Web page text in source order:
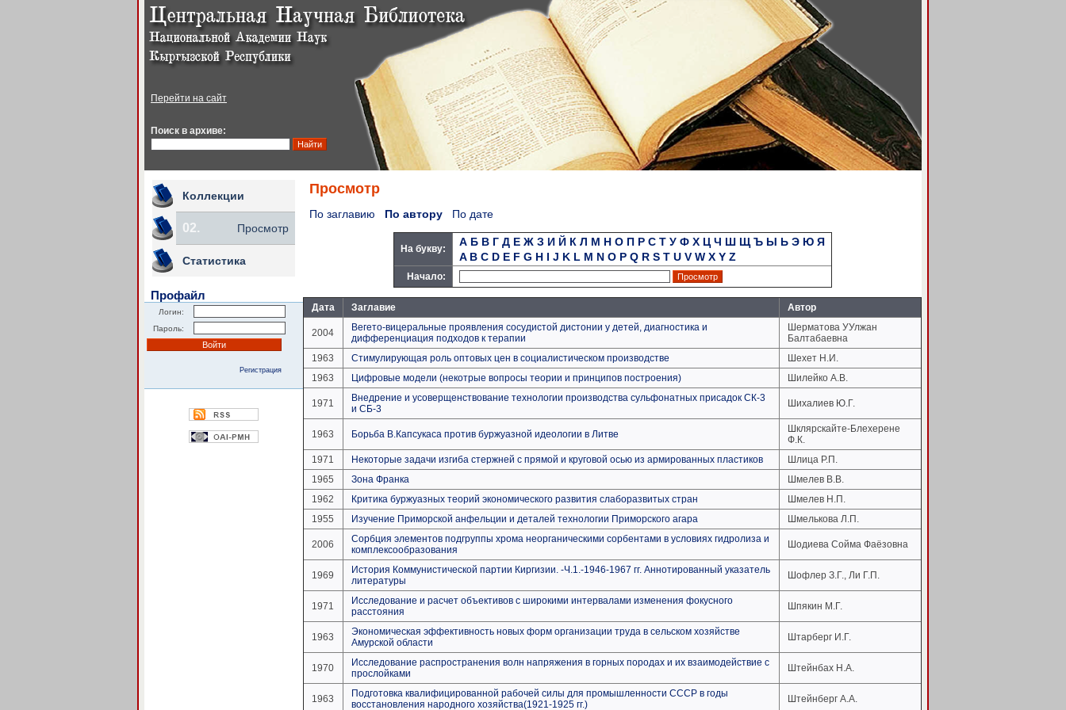
Перейти на сайт
Поиск в архиве:
Коллекции
02. Просмотр
Статистика
Профайл
Логин:
Пароль:
Регистрация
Просмотр
По заглавию По автору По дате
На букву:
А Б В Г Д Е Ж З И Й К Л М Н О П Р С Т У Ф Х Ц Ч Ш Щ Ъ Ы Ь Э Ю Я
A B C D E F G H I J K L M N O P Q R S T U V W X Y Z
Начало:
Дата Заглавие Автор
2004
Вегето-вицеральные проявления сосудистой дистонии у детей, диагностика и
дифференциация подходов к терапии
Шерматова УУлжан
Балтабаевна
1963
Стимулирующая роль оптовых цен в социалистическом производстве
Шехет Н.И.
1963
Цифровые модели (некотрые вопросы теории и принципов построения) Шилейко А.В.
1971
Внедрение и усоверщенствование технологии производства сульфонатных присадок СК-3
и СБ-3
Шихалиев Ю.Г.
1963 Борьба В.Капсукаса против буржуазной идеологии в Литве
Шклярскайте-Блехерене
Ф.К.
1971
Некоторые задачи изгиба стержней с прямой и круговой осью из армированных пластиков
Шлица Р.П.
1965
Зона Франка
Шмелев В.В.
1962
Критика буржуазных теорий экономического развития слаборазвитых стран
Шмелев Н.П.
1955
Изучение Приморской анфельции и деталей технологии Приморского агара Шмелькова Л.П.
2006
Сорбция элементов подгруппы хрома неорганическими сорбентами в условиях гидролиза и
комплексообразования
Шодиева Сойма Фаёзовна
1969
История Коммунистической партии Киргизии. -Ч.1.-1946-1967 гг. Аннотированный указатель
литературы
Шофлер З.Г., Ли Г.П.
1971
Исследование и расчет объективов с широкими интервалами изменения фокусного
расстояния
Шпякин М.Г.
1963
Экономическая эффективность новых форм организации труда в сельском хозяйстве
Амурской области
Штарберг И.Г.
1970
Исследование распространения волн напряжения в горных породах и их взаимодействие с
прослойками
Штейнбах Н.А.
1963
Подготовка квалифицированной рабочей силы для промышленности СССР в годы
восстановления народного хозяйства(1921-1925 гг.)
Штейнберг А.А.